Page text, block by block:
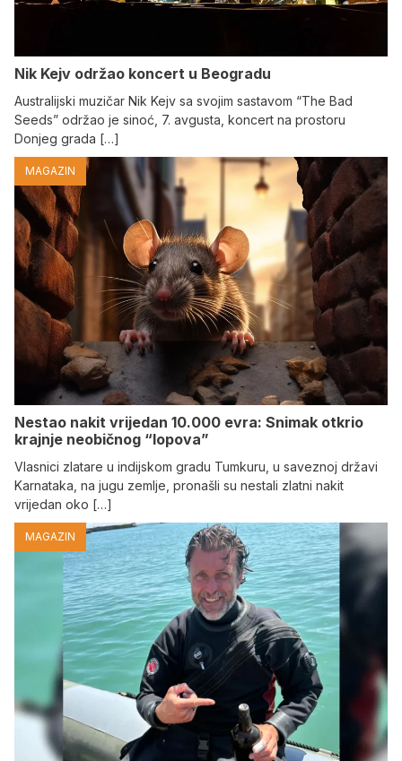
Nik Kejv održao koncert u Beogradu
Australijski muzičar Nik Kejv sa svojim sastavom “The Bad
Seeds” održao je sinoć, 7. avgusta, koncert na prostoru
Donjeg grada […]
MAGAZIN
Nestao nakit vrijedan 10.000 evra: Snimak otkrio
krajnje neobičnog “lopova”
Vlasnici zlatare u indijskom gradu Tumkuru, u saveznoj državi
Karnataka, na jugu zemlje, pronašli su nestali zlatni nakit
vrijedan oko […]
MAGAZIN